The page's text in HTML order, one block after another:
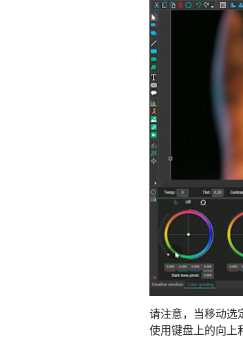
请注意，当移动选
使用键盘上的向上